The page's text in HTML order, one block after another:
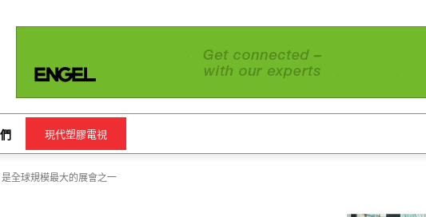
現代塑膠電視
全球規模最大的展會之一